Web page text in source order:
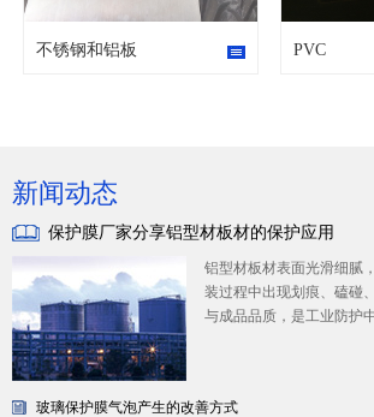
不锈钢和铝板 PVC
新闻动态
保护膜厂家分享铝型材板材的保护应用
铝型材板材表面光滑细腻
装过程中出现划痕、磕碰
与成品品质，是工业防护
玻璃保护膜气泡产生的改善方式